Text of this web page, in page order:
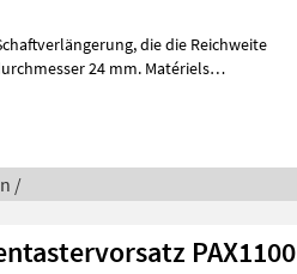
24 mm. Matériels
/
PAX1100